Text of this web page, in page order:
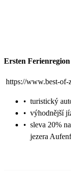
Ersten
https://www.best-of-
• turistický
• výhodnější
• sleva 20%
jezera